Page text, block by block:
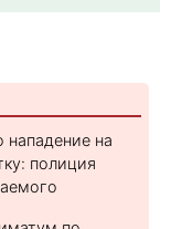
на
полиция